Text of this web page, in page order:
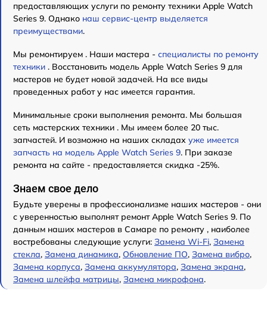
предоставляющих услуги по ремонту техники Apple Watch
Series 9. Однако наш сервис-центр выделяется
преимуществами.
Мы ремонтируем . Наши мастера - специалисты по ремонту
техники . Восстановить модель Apple Watch Series 9 для
мастеров не будет новой задачей. На все виды
проведенных работ у нас имеется гарантия.
Минимальные сроки выполнения ремонта. Мы большая
сеть мастерских техники . Мы имеем более 20 тыс.
запчастей. И возможно на наших складах уже имеется
запчасть на модель Apple Watch Series 9. При заказе
ремонта на сайте - предоставляется скидка -25%.
Знаем свое дело
Будьте уверены в профессионализме наших мастеров - они
с уверенностью выполнят ремонт Apple Watch Series 9. По
данным наших мастеров в Самаре по ремонту , наиболее
востребованы следующие услуги: Замена Wi-Fi, Замена
стекла, Замена динамика, Обновление ПО, Замена вибро,
Замена корпуса, Замена аккумулятора, Замена экрана,
Замена шлейфа матрицы, Замена микрофона.